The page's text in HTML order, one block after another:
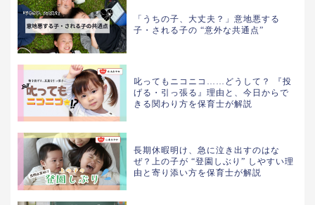
「うちの子、大丈夫？」意地悪する
子・される子の “意外な共通点”
叱ってもニコニコ……どうして？ 『投
げる・引っ張る』理由と、今日からで
きる関わり方を保育士が解説
長期休暇明け、急に泣き出すのはな
ぜ？上の子が “登園しぶり” しやすい理
由と寄り添い方を保育士が解説